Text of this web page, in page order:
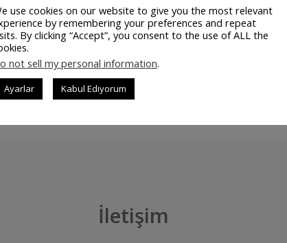
ürün haline gelmektedir. Arayan Numarayı Tanıma
Fırınları, Su ve Tüpçü Bayileri, …
İletişim
use cookies on our website to give you the most relevant
by remembering your preferences and repeat
By clicking “Accept”, you consent to the use of ALL the
not sell my personal information.
Ayarlar Kabul Ediyorum